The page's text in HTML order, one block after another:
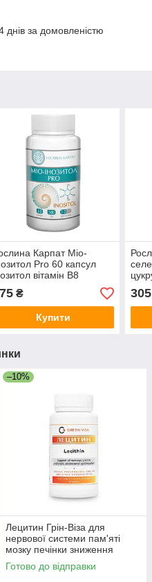
за домовленістю
Карпат Міо-
Pro 60 капсул
вітамін В8
₴
Купити
305
–10%
Лецитин Грін-Віза для
нервової системи пам'яті
мозку печінки зниження
холестерину 90 капс.
соняшниковий лецитин
Готово до відправки